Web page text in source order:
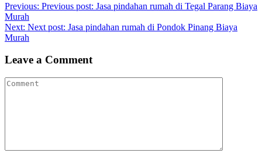
Previous: Previous post: Jasa pindahan rumah di Tegal Parang Biaya
Murah
Next: Next post: Jasa pindahan rumah di Pondok Pinang Biaya
Murah
Leave a Comment